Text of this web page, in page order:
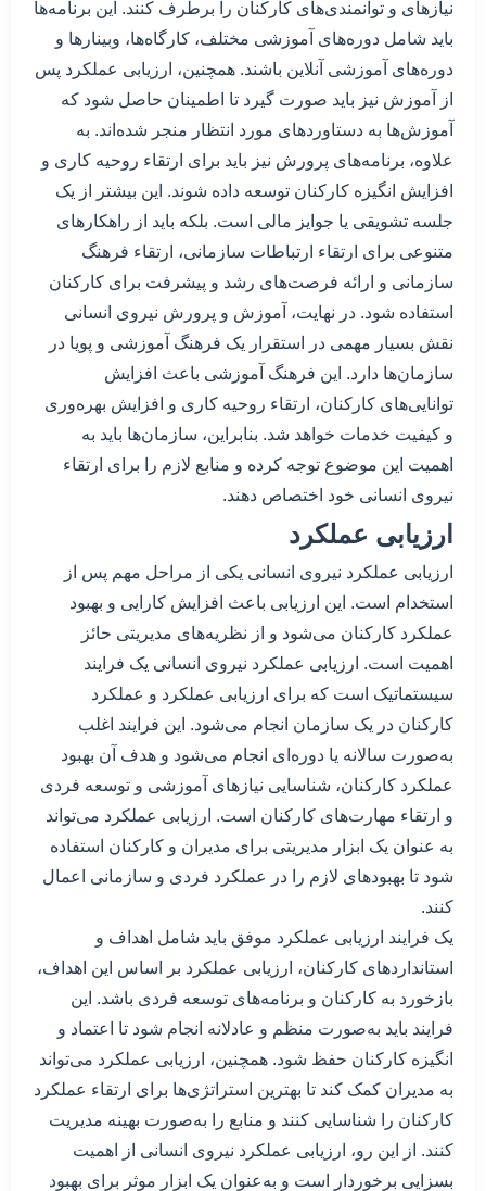
نیازهای و توانمندی‌های کارکنان را برطرف کنند. این برنامه‌ها
باید شامل دوره‌های آموزشی مختلف، کارگاه‌ها، وبینارها و
دوره‌های آموزشی آنلاین باشند. همچنین، ارزیابی عملکرد پس
از آموزش نیز باید صورت گیرد تا اطمینان حاصل شود که
آموزش‌ها به دستاوردهای مورد انتظار منجر شده‌اند. به
علاوه، برنامه‌های پرورش نیز باید برای ارتقاء روحیه کاری و
افزایش انگیزه کارکنان توسعه داده شوند. این بیشتر از یک
جلسه تشویقی یا جوایز مالی است. بلکه باید از راهکارهای
متنوعی برای ارتقاء ارتباطات سازمانی، ارتقاء فرهنگ
سازمانی و ارائه فرصت‌های رشد و پیشرفت برای کارکنان
استفاده شود. در نهایت، آموزش و پرورش نیروی انسانی
نقش بسیار مهمی در استقرار یک فرهنگ آموزشی و پویا در
سازمان‌ها دارد. این فرهنگ آموزشی باعث افزایش
توانایی‌های کارکنان، ارتقاء روحیه کاری و افزایش بهره‌وری
و کیفیت خدمات خواهد شد. بنابراین، سازمان‌ها باید به
اهمیت این موضوع توجه کرده و منابع لازم را برای ارتقاء
نیروی انسانی خود اختصاص دهند.
ارزیابی عملکرد
ارزیابی عملکرد نیروی انسانی یکی از مراحل مهم پس از
استخدام است. این ارزیابی باعث افزایش کارایی و بهبود
عملکرد کارکنان می‌شود و از نظریه‌های مدیریتی حائز
اهمیت است. ارزیابی عملکرد نیروی انسانی یک فرایند
سیستماتیک است که برای ارزیابی عملکرد و عملکرد
کارکنان در یک سازمان انجام می‌شود. این فرایند اغلب
به‌صورت سالانه یا دوره‌ای انجام می‌شود و هدف آن بهبود
عملکرد کارکنان، شناسایی نیازهای آموزشی و توسعه فردی
و ارتقاء مهارت‌های کارکنان است. ارزیابی عملکرد می‌تواند
به عنوان یک ابزار مدیریتی برای مدیران و کارکنان استفاده
شود تا بهبودهای لازم را در عملکرد فردی و سازمانی اعمال
کنند.
یک فرایند ارزیابی عملکرد موفق باید شامل اهداف و
استانداردهای کارکنان، ارزیابی عملکرد بر اساس این اهداف،
بازخورد به کارکنان و برنامه‌های توسعه فردی باشد. این
فرایند باید به‌صورت منظم و عادلانه انجام شود تا اعتماد و
انگیزه کارکنان حفظ شود. همچنین، ارزیابی عملکرد می‌تواند
به مدیران کمک کند تا بهترین استراتژی‌ها برای ارتقاء عملکرد
کارکنان را شناسایی کنند و منابع را به‌صورت بهینه مدیریت
کنند. از این رو، ارزیابی عملکرد نیروی انسانی از اهمیت
بسزایی برخوردار است و به‌عنوان یک ابزار موثر برای بهبود